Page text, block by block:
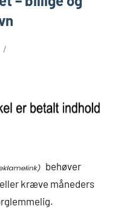
behøver
kræve måneders